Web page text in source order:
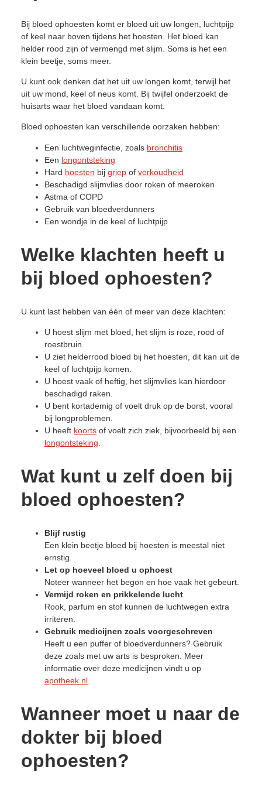
Bij bloed ophoesten komt er bloed uit uw longen, luchtpijp
of keel naar boven tijdens het hoesten. Het bloed kan
helder rood zijn of vermengd met slijm. Soms is het een
klein beetje, soms meer.
U kunt ook denken dat het uit uw longen komt, terwijl het
uit uw mond, keel of neus komt. Bij twijfel onderzoekt de
huisarts waar het bloed vandaan komt.
Bloed ophoesten kan verschillende oorzaken hebben:
Een luchtweginfectie, zoals bronchitis
Een longontsteking
Hard hoesten bij griep of verkoudheid
Beschadigd slijmvlies door roken of meeroken
Astma of COPD
Gebruik van bloedverdunners
Een wondje in de keel of luchtpijp
Welke klachten heeft u
bij bloed ophoesten?
U kunt last hebben van één of meer van deze klachten:
U hoest slijm met bloed, het slijm is roze, rood of
roestbruin.
U ziet helderrood bloed bij het hoesten, dit kan uit de
keel of luchtpijp komen.
U hoest vaak of heftig, het slijmvlies kan hierdoor
beschadigd raken.
U bent kortademig of voelt druk op de borst, vooral
bij longproblemen.
U heeft koorts of voelt zich ziek, bijvoorbeeld bij een
longontsteking
Wat kunt u zelf doen bij
bloed ophoesten?
Blijf rustig
Een klein beetje bloed bij hoesten is meestal niet
ernstig.
Let op hoeveel bloed u ophoest
Noteer wanneer het begon en hoe vaak het gebeurt.
Vermijd roken en prikkelende lucht
Rook, parfum en stof kunnen de luchtwegen extra
irriteren.
Gebruik medicijnen zoals voorgeschreven
Heeft u een puffer of bloedverdunners? Gebruik
deze zoals met uw arts is besproken. Meer
informatie over deze medicijnen vindt u op
apotheek.nl
Wanneer moet u naar de
dokter bij bloed
ophoesten?